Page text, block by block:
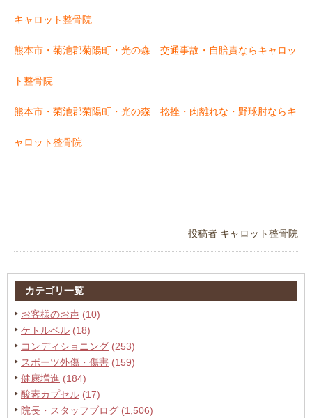
キャロット整骨院
熊本市・菊池郡菊陽町・光の森 交通事故・自賠責ならキャロッ
ト整骨院
熊本市・菊池郡菊陽町・光の森 捻挫・肉離れな・野球肘ならキ
ャロット整骨院
投稿者 キャロット整骨院
カテゴリ一覧
お客様のお声 (10)
ケトルベル (18)
コンディショニング (253)
スポーツ外傷・傷害 (159)
健康増進 (184)
酸素カプセル (17)
院長・スタッフブログ (1,506)